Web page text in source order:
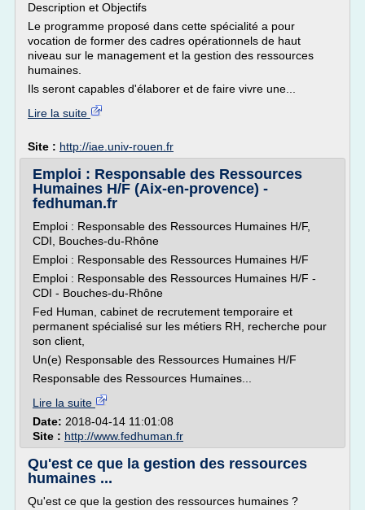
Description et Objectifs
Le programme proposé dans cette spécialité a pour
vocation de former des cadres opérationnels de haut
niveau sur le management et la gestion des ressources
humaines.
Ils seront capables d'élaborer et de faire vivre une...
Lire la suite
Site : http://iae.univ-rouen.fr
Emploi : Responsable des Ressources
Humaines H/F (Aix-en-provence) -
fedhuman.fr
Emploi : Responsable des Ressources Humaines H/F,
CDI, Bouches-du-Rhône
Emploi : Responsable des Ressources Humaines H/F
Emploi : Responsable des Ressources Humaines H/F -
CDI - Bouches-du-Rhône
Fed Human, cabinet de recrutement temporaire et
permanent spécialisé sur les métiers RH, recherche pour
son client,
Un(e) Responsable des Ressources Humaines H/F
Responsable des Ressources Humaines...
Lire la suite
Date: 2018-04-14 11:01:08
Site : http://www.fedhuman.fr
Qu'est ce que la gestion des ressources
humaines ...
Qu'est ce que la gestion des ressources humaines ?